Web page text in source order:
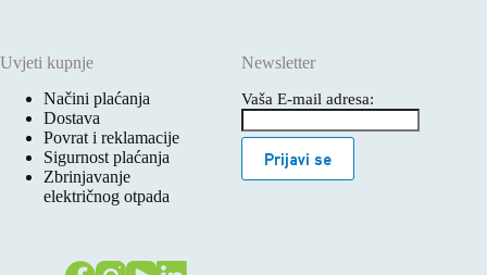
Uvjeti kupnje
Načini plaćanja
Dostava
Povrat i reklamacije
Sigurnost plaćanja
Zbrinjavanje
električnog otpada
Newsletter
Vaša E-mail adresa:
Prijavi se